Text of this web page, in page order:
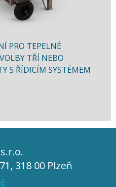
PRO TEPELNÉ
TŘÍ NEBO
S ŘÍDICÍM SYSTÉMEM
318 00 Plzeň